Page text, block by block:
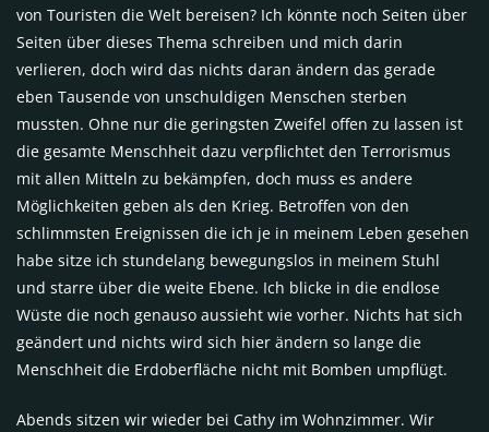
von Touristen die Welt bereisen? Ich könnte noch Seiten über
Seiten über dieses Thema schreiben und mich darin
verlieren, doch wird das nichts daran ändern das gerade
eben Tausende von unschuldigen Menschen sterben
mussten. Ohne nur die geringsten Zweifel offen zu lassen ist
die gesamte Menschheit dazu verpflichtet den Terrorismus
mit allen Mitteln zu bekämpfen, doch muss es andere
Möglichkeiten geben als den Krieg. Betroffen von den
schlimmsten Ereignissen die ich je in meinem Leben gesehen
habe sitze ich stundelang bewegungslos in meinem Stuhl
und starre über die weite Ebene. Ich blicke in die endlose
Wüste die noch genauso aussieht wie vorher. Nichts hat sich
geändert und nichts wird sich hier ändern so lange die
Menschheit die Erdoberfläche nicht mit Bomben umpflügt.
Abends sitzen wir wieder bei Cathy im Wohnzimmer. Wir